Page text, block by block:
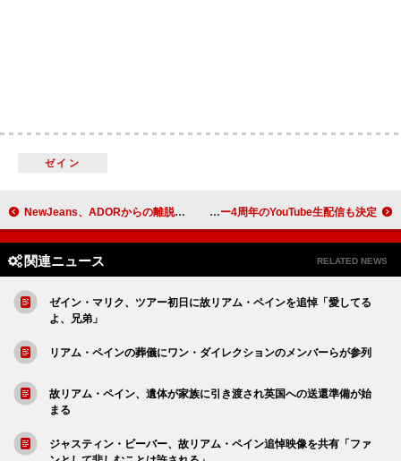
ゼイン
NewJeans、ADORからの離脱を発表 NiziU、ミセス大森元貴が手がけたバラード「AlwayS」先行配信へ デビュー4周年のYouTube生配信も決定
関連ニュース RELATED NEWS
ゼイン・マリク、ツアー初日に故リアム・ペインを追悼「愛してる
よ、兄弟」
リアム・ペインの葬儀にワン・ダイレクションのメンバーらが参列
故リアム・ペイン、遺体が家族に引き渡され英国への送還準備が始
まる
ジャスティン・ビーバー、故リアム・ペイン追悼映像を共有「ファ